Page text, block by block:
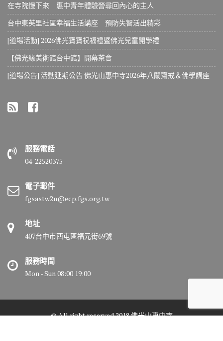
在寺院慢下來 惠中青年體驗營尋回內心的主人
台中東英里社區幸福生活講座 預防失智活出精彩
[道場活動] 2026佛光寶寶祝福禮暨佛光兒童開學禮
【佛光緣美術館台中館】開幕茶會
[道場公告] 活動延期公告 佛光山惠中寺2026年八關齋戒＆佛學講座
服務電話
04-22520375
電子郵件
fgsastw2n@ecp.fgs.org.tw
地址
407台中市西屯區福元街69號
服務時間
Mon - Sun 08:00 19:00
© All right reserved 2018 佛光山惠中寺